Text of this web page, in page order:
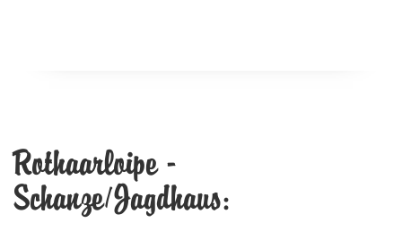
Rothaarloipe -
Schanze/Jagdhaus: